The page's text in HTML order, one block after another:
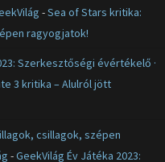
-Sea of Stars kritika:
ragyogjatok!
Szerkesztőségi évértékelő ·
3 kritika – Alulról jött
csillagok, szépen
-GeekVilág Év Játéka 2023: